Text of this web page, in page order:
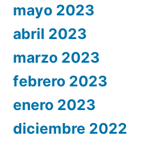
mayo 2023
abril 2023
marzo 2023
febrero 2023
enero 2023
diciembre 2022